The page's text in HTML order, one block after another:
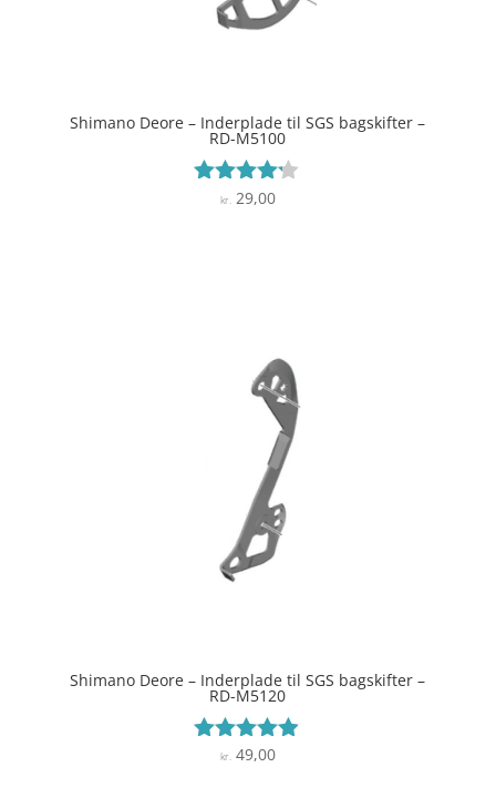
Shimano Deore – Inderplade til SGS bagskifter –
RD-M5100
Vurderet
kr. 29,00
Shimano Deore – Inderplade til SGS bagskifter –
RD-M5120
Vurderet
kr.49,00